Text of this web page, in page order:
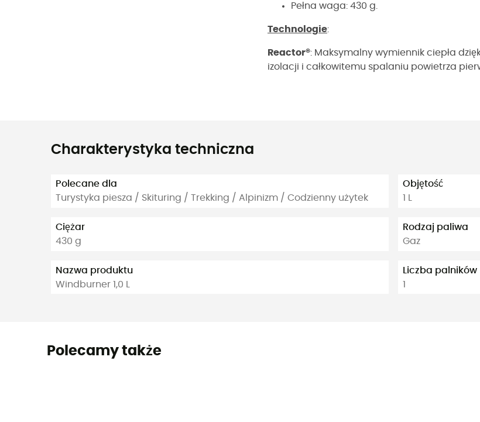
Pełna waga: 430 g.
Technologie:
Reactor®: Maksymalny wymiennik ciepła
izolacji i całkowitemu spalaniu powietrza
Charakterystyka techniczna
Polecane dla
Turystyka piesza / Skituring / Trekking / Alpinizm / Codzienny użytek
Ciężar
430 g
Nazwa produktu
Windburner 1,0 L
Objętość
1 L
Rodzaj paliwa
Gaz
Liczba palników
1
Polecamy także